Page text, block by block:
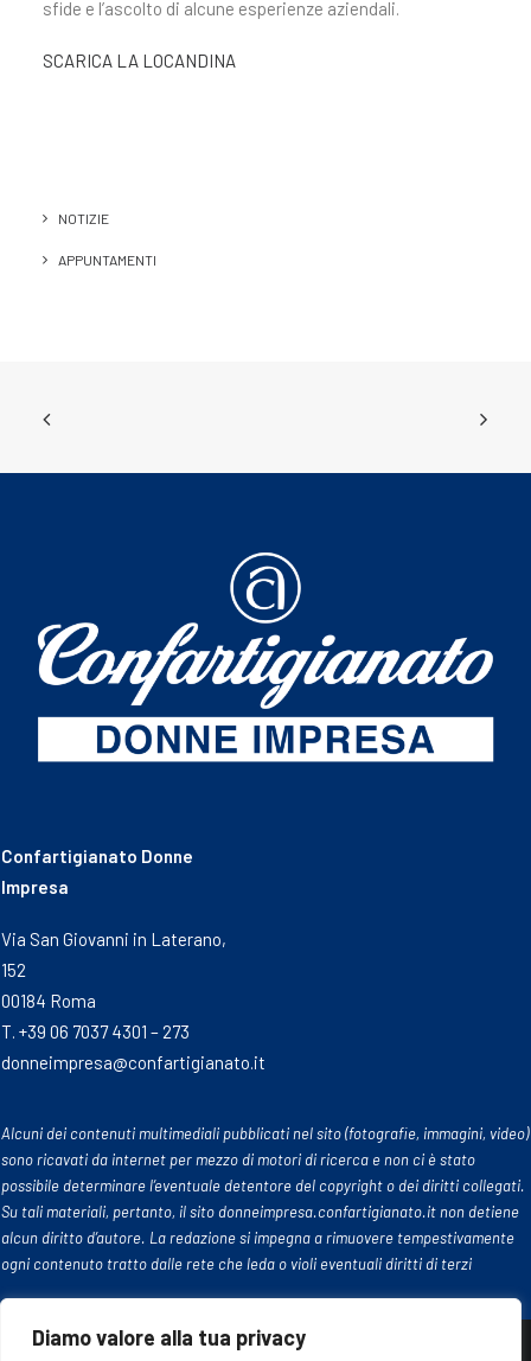
Diamo valore alla tua privacy
sfide e l’ascolto di alcune esperienze aziendali.
SCARICA LA LOCANDINA
NOTIZIE
APPUNTAMENTI
Confartigianato Donne
Impresa
Via San Giovanni in Laterano,
152
00184 Roma
T. +39 06 7037 4301 – 273
donneimpresa@confartigianato.it
Alcuni dei contenuti multimediali pubblicati nel sito (fotografie, immagini, video)
sono ricavati da internet per mezzo di motori di ricerca e non ci è stato
possibile determinare l’eventuale detentore del copyright o dei diritti collegati.
Su tali materiali, pertanto, il sito donneimpresa.confartigianato.it non detiene
alcun diritto d’autore. La redazione si impegna a rimuovere tempestivamente
ogni contenuto tratto dalle rete che leda o violi eventuali diritti di terzi